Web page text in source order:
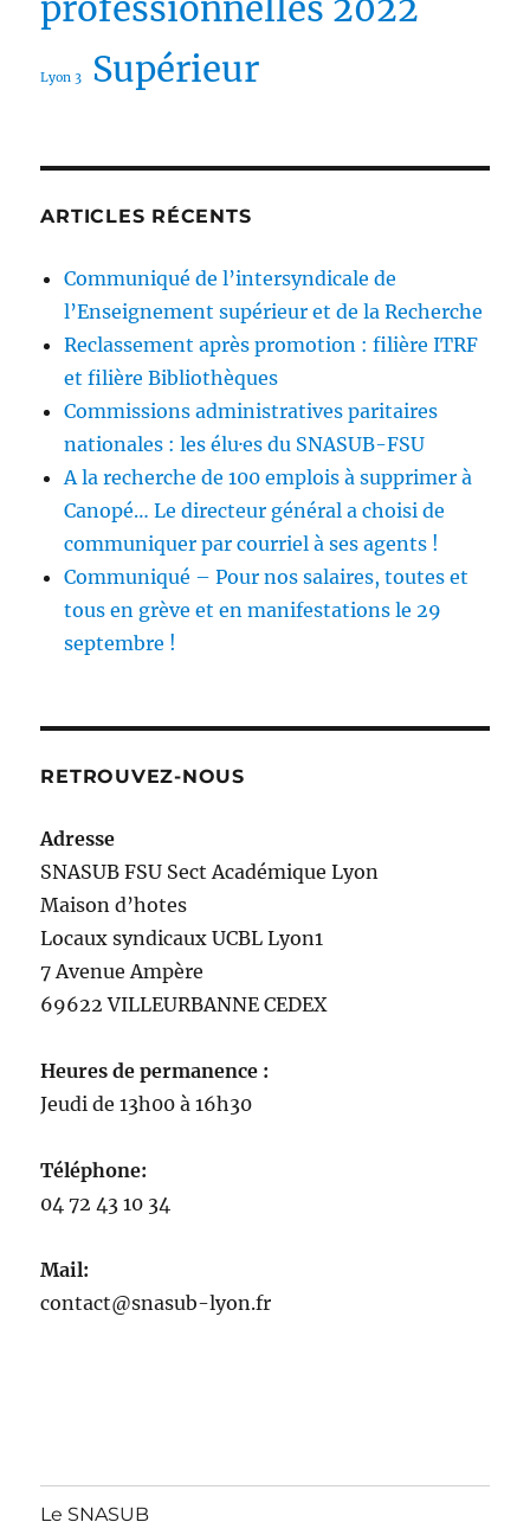
Lyon 3 Supérieur
ARTICLES RÉCENTS
Communiqué de l’intersyndicale de
l’Enseignement supérieur et de la Recherche
Reclassement après promotion : filière ITRF
et filière Bibliothèques
Commissions administratives paritaires
nationales : les élu·es du SNASUB-FSU
A la recherche de 100 emplois à supprimer à
Canopé… Le directeur général a choisi de
communiquer par courriel à ses agents !
Communiqué – Pour nos salaires, toutes et
tous en grève et en manifestations le 29
septembre !
RETROUVEZ-NOUS
Adresse
SNASUB FSU Sect Académique Lyon
Maison d’hotes
Locaux syndicaux UCBL Lyon1
7 Avenue Ampère
69622 VILLEURBANNE CEDEX
Heures de permanence :
Jeudi de 13h00 à 16h30
Téléphone:
04 72 43 10 34
Mail:
contact@snasub-lyon.fr
Le SNASUB